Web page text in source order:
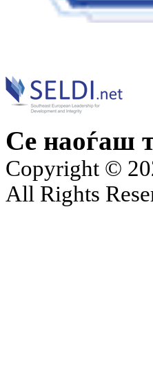
Се наоѓаш
Copyright ©
All Rights